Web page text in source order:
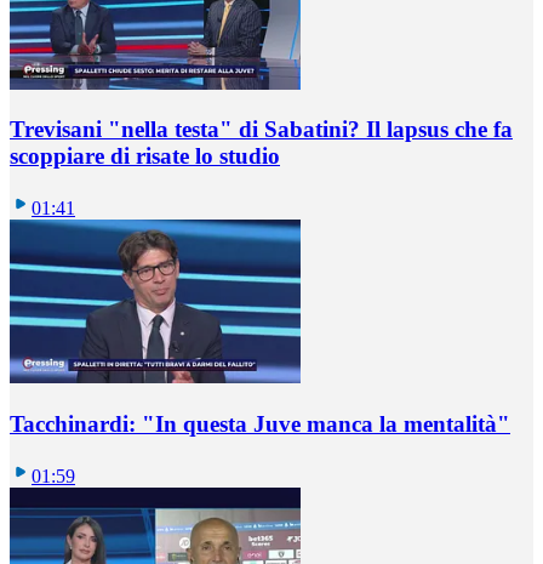
Trevisani "nella testa" di Sabatini? Il lapsus che fa
scoppiare di risate lo studio
01:41
Tacchinardi: "In questa Juve manca la mentalità"
01:59